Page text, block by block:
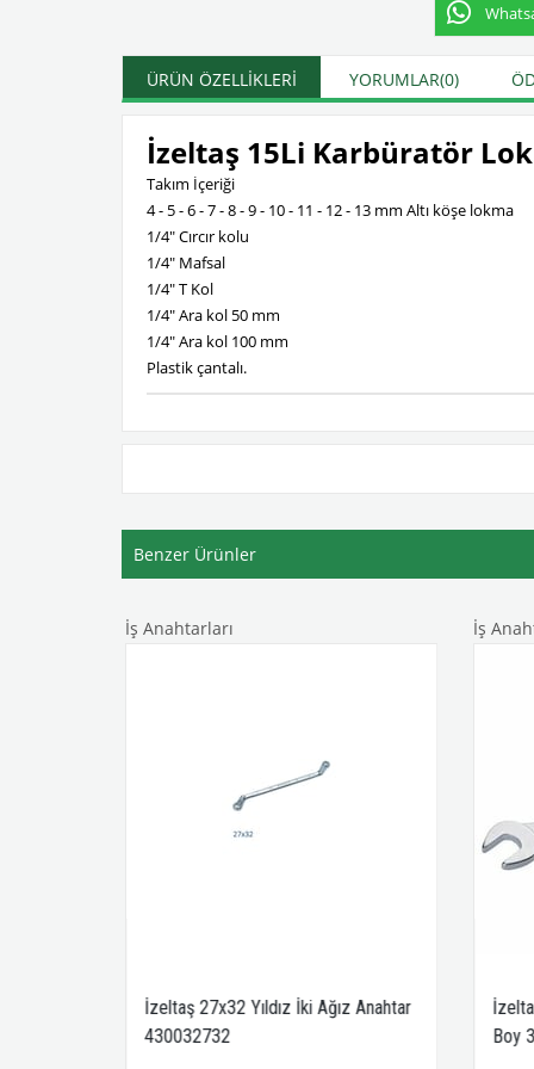
ÜRÜN ÖZELLIKLERI YORUMLAR(0)
İzeltaş 15Li Karbüratör
Takım İçeriği
4 - 5 - 6 - 7 - 8 - 9 - 10 - 11 - 12 - 13 mm Altı köşe lokma
1/4" Cırcır kolu
1/4" Mafsal
1/4" T Kol
1/4" Ara kol 50 mm
1/4" Ara kol 100 mm
Plastik çantalı.
Benzer Ürünler
İş Anahtarları
İzeltaş 27x32 Yıldız İki Ağız Anahtar
430032732
İş
Boy